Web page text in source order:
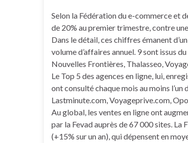
Selon la Fédération du e-commerce et
de 20% au premier trimestre, contre
Dans le détail, ces chiffres émanent
volume d’affaires annuel. 9 sont issus
Nouvelles Frontières, Thalasseo,
Le Top 5 des agences en ligne, lui,
ont consulté chaque mois au moins
Lastminute.com, Voyageprive.com,
Au global, les ventes en ligne ont
par la Fevad auprès de 67 000 sites.
(+15% sur un an), qui dépensent en